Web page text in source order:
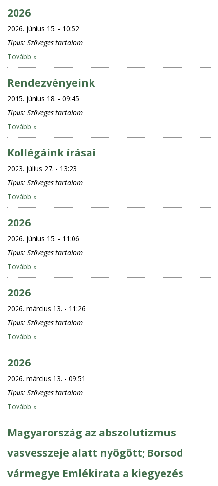
2026
2026. június 15. - 10:52
Típus: Szöveges tartalom
Tovább »
Rendezvényeink
2015. június 18. - 09:45
Típus: Szöveges tartalom
Tovább »
Kollégáink írásai
2023. július 27. - 13:23
Típus: Szöveges tartalom
Tovább »
2026
2026. június 15. - 11:06
Típus: Szöveges tartalom
Tovább »
2026
2026. március 13. - 11:26
Típus: Szöveges tartalom
Tovább »
2026
2026. március 13. - 09:51
Típus: Szöveges tartalom
Tovább »
Magyarország az abszolutizmus
vasvesszeje alatt nyögött; Borsod
vármegye Emlékirata a kiegyezés